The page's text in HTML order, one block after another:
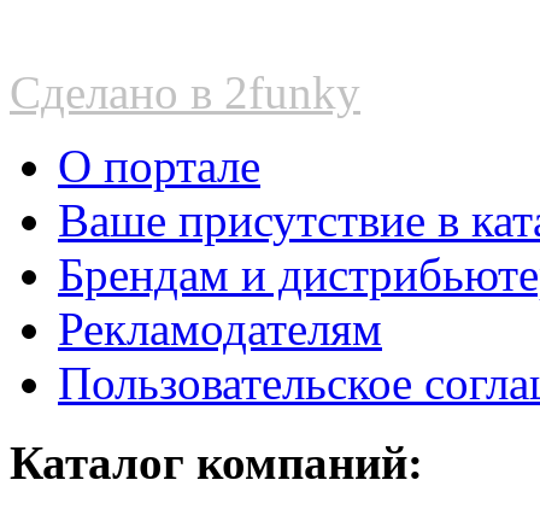
Сделано в 2funky
О портале
Ваше присутствие в
Брендам и
Рекламодателям
Пользовательское
Каталог компаний: